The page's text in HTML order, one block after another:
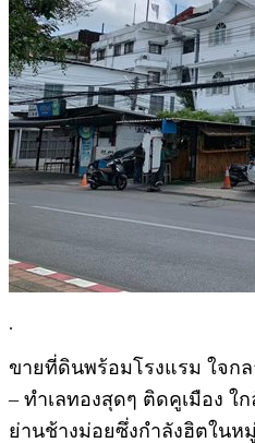
.
ขายที่ดินพร้อมโรงแรม ใจกล
– ทำเลทองสุดๆ ติดคูเมือง
ย่านช้างม่อยซึ่งกำลังฮิตในห